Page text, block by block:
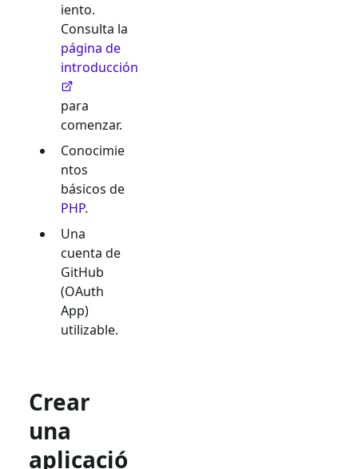
iento.
Consulta la
página de
introducción
para
comenzar.
Conocimie
ntos
básicos de
PHP.
Una
cuenta de
GitHub
(OAuth
App)
utilizable.
Crear
una
aplicació